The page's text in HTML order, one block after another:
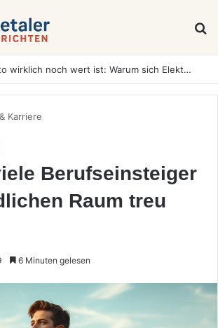
Was ein E-Auto wirklich noch wert ist: Warum sich Elektrofahrzeuge bei der Wertermittlung anders verhalten als Verbrenner
Karriere
Berufseinsteiger
Raum treu
6 Minuten gelesen